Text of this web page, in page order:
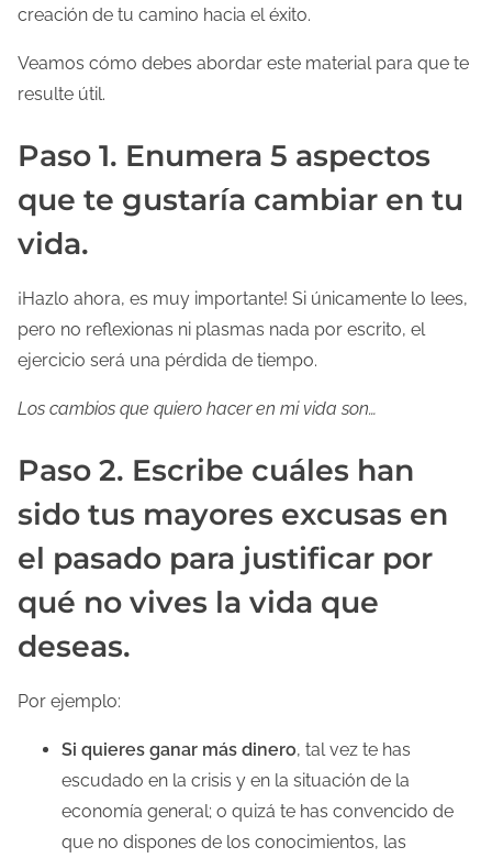
creación de tu camino hacia el éxito.
Veamos cómo debes abordar este material para que te
resulte útil.
Paso 1. Enumera 5 aspectos
que te gustaría cambiar en tu
vida.
¡Hazlo ahora, es muy importante! Si únicamente lo lees,
pero no reflexionas ni plasmas nada por escrito, el
ejercicio será una pérdida de tiempo.
Los cambios que quiero hacer en mi vida son…
Paso 2. Escribe cuáles han
sido tus mayores excusas en
el pasado para justificar por
qué no vives la vida que
deseas.
Por ejemplo:
Si quieres ganar más dinero, tal vez te has
escudado en la crisis y en la situación de la
economía general; o quizá te has convencido de
que no dispones de los conocimientos, las